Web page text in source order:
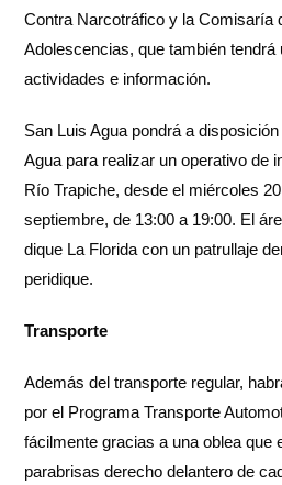
Contra Narcotráfico y la Comisaría
Adolescencias, que también tendrá
actividades e información.
San Luis Agua pondrá a
Agua para realizar un operativo de
Río Trapiche, desde el miércoles
septiembre, de 13:00 a 19:00. El
dique La Florida con un patrullaje
peridique.
Transporte
Además del transporte regular,
por el Programa Transporte
fácilmente gracias a una oblea que
parabrisas derecho delantero de